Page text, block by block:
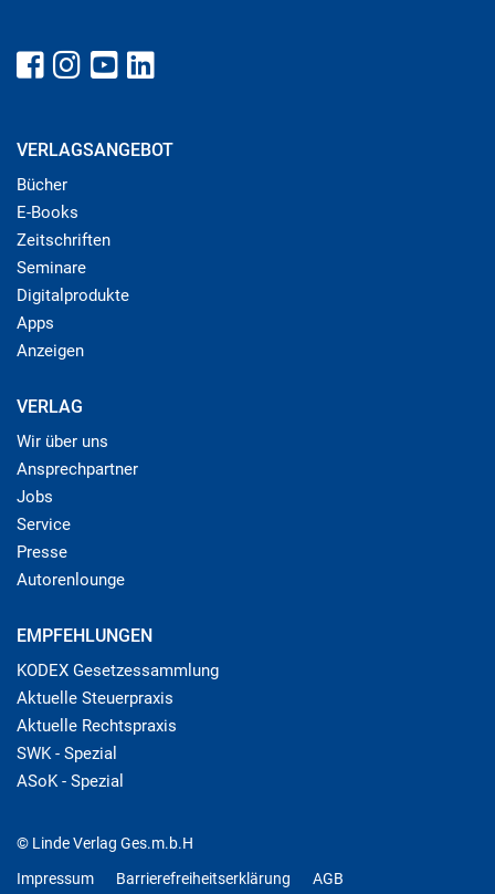
VERLAGSANGEBOT
Bücher
E-Books
Zeitschriften
Seminare
Digitalprodukte
Apps
Anzeigen
VERLAG
Wir über uns
Ansprechpartner
Jobs
Service
Presse
Autorenlounge
EMPFEHLUNGEN
KODEX Gesetzessammlung
Aktuelle Steuerpraxis
Aktuelle Rechtspraxis
SWK - Spezial
ASoK - Spezial
© Linde Verlag Ges.m.b.H
Impressum
Barrierefreiheitserklärung
AGB